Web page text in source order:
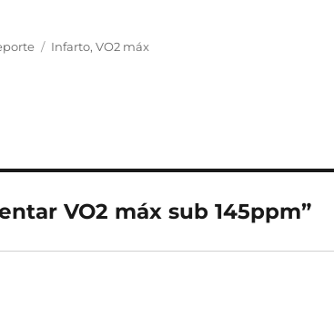
Infarto,VO2 máx
VO2 máx sub 145ppm”